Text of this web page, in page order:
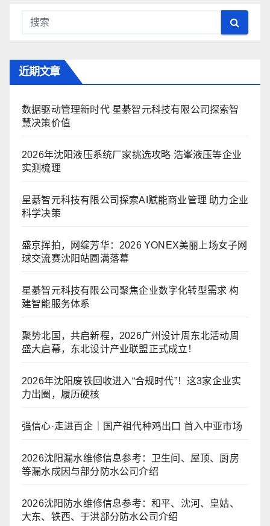
近期文章
数据驱动管理新时代 星綦智元科技有限公司探索智
慧决策价值
2026年沈阳液压系统厂家挑选攻略 浩峯液压等企业
实测梳理
星綦智元科技有限公司探索AI赋能商业管理 助力企业
科学决策
盛京挥拍，网绽芳华：2026 YONEX美丽上场女子网
球交流赛沈阳站圆满落幕
星綦智元科技有限公司聚焦企业数字化转型需求 构
建智能服务体系
聚势北国，共启新程，2026广州设计周东北活动周
盛大启幕，东北设计产业联盟正式成立！
2026年沈阳废铁回收进入“合规时代”！这3家企业实
力出圈，履历硬核
强信心·走进百企｜国产祖代种鸡出口 首入中亚市场
2026沈阳漏水维修信息参考：卫生间、屋顶、厨房
等漏水成因与部分防水公司介绍
2026沈阳防水维修信息参考：和平、沈河、皇姑、
大东、铁西、于洪部分防水公司介绍